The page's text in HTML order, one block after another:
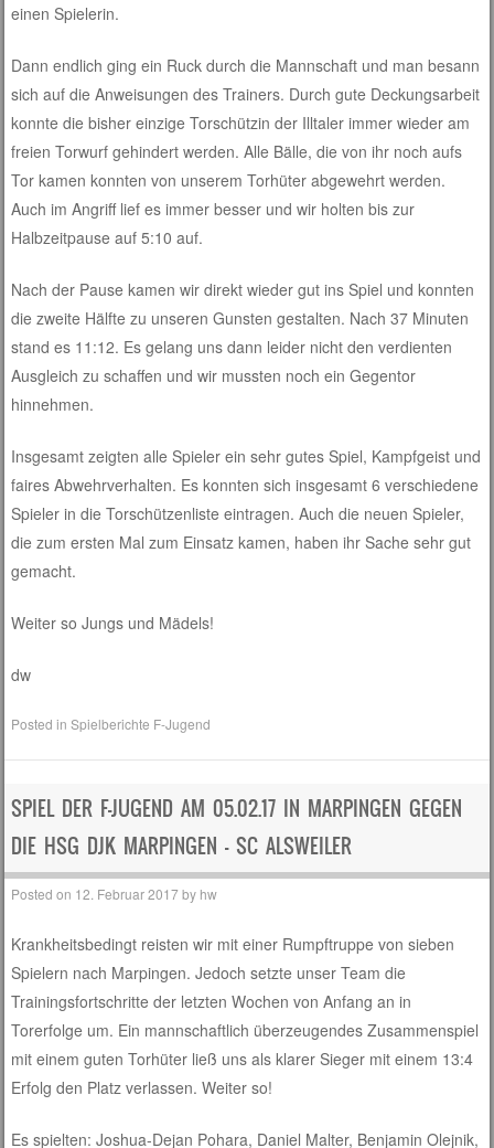
einen Spielerin.
Dann endlich ging ein Ruck durch die Mannschaft und man besann
sich auf die Anweisungen des Trainers. Durch gute Deckungsarbeit
konnte die bisher einzige Torschützin der Illtaler immer wieder am
freien Torwurf gehindert werden. Alle Bälle, die von ihr noch aufs
Tor kamen konnten von unserem Torhüter abgewehrt werden.
Auch im Angriff lief es immer besser und wir holten bis zur
Halbzeitpause auf 5:10 auf.
Nach der Pause kamen wir direkt wieder gut ins Spiel und konnten
die zweite Hälfte zu unseren Gunsten gestalten. Nach 37 Minuten
stand es 11:12. Es gelang uns dann leider nicht den verdienten
Ausgleich zu schaffen und wir mussten noch ein Gegentor
hinnehmen.
Insgesamt zeigten alle Spieler ein sehr gutes Spiel, Kampfgeist und
faires Abwehrverhalten. Es konnten sich insgesamt 6 verschiedene
Spieler in die Torschützenliste eintragen. Auch die neuen Spieler,
die zum ersten Mal zum Einsatz kamen, haben ihr Sache sehr gut
gemacht.
Weiter so Jungs und Mädels!
dw
Posted inSpielberichte F-Jugend
SPIEL DER F-JUGEND AM 05.02.17 IN MARPINGEN GEGEN
DIE HSG DJK MARPINGEN – SC ALSWEILER
Posted on 12. Februar 2017by hw
Krankheitsbedingt reisten wir mit einer Rumpftruppe von sieben
Spielern nach Marpingen. Jedoch setzte unser Team die
Trainingsfortschritte der letzten Wochen von Anfang an in
Torerfolge um. Ein mannschaftlich überzeugendes Zusammenspiel
mit einem guten Torhüter ließ uns als klarer Sieger mit einem 13:4
Erfolg den Platz verlassen. Weiter so!
Es spielten: Joshua-Dejan Pohara, Daniel Malter, Benjamin Olejnik,